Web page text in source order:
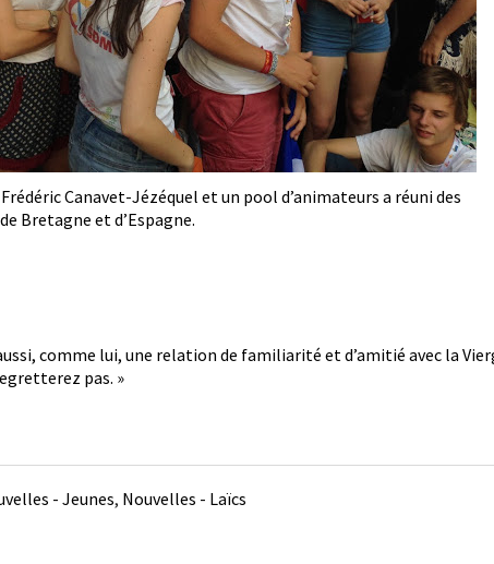
Canavet-Jézéquel et un pool d’animateurs a réuni des
Bretagne et d’Espagne.
comme lui, une relation de familiarité et d’amitié avec la
pas. »
- Jeunes, Nouvelles - Laïcs